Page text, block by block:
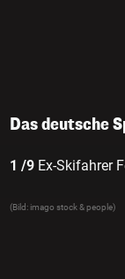
Das deutsche
1 /9 Ex-Skifahrer
(Bild: imago stock & people)